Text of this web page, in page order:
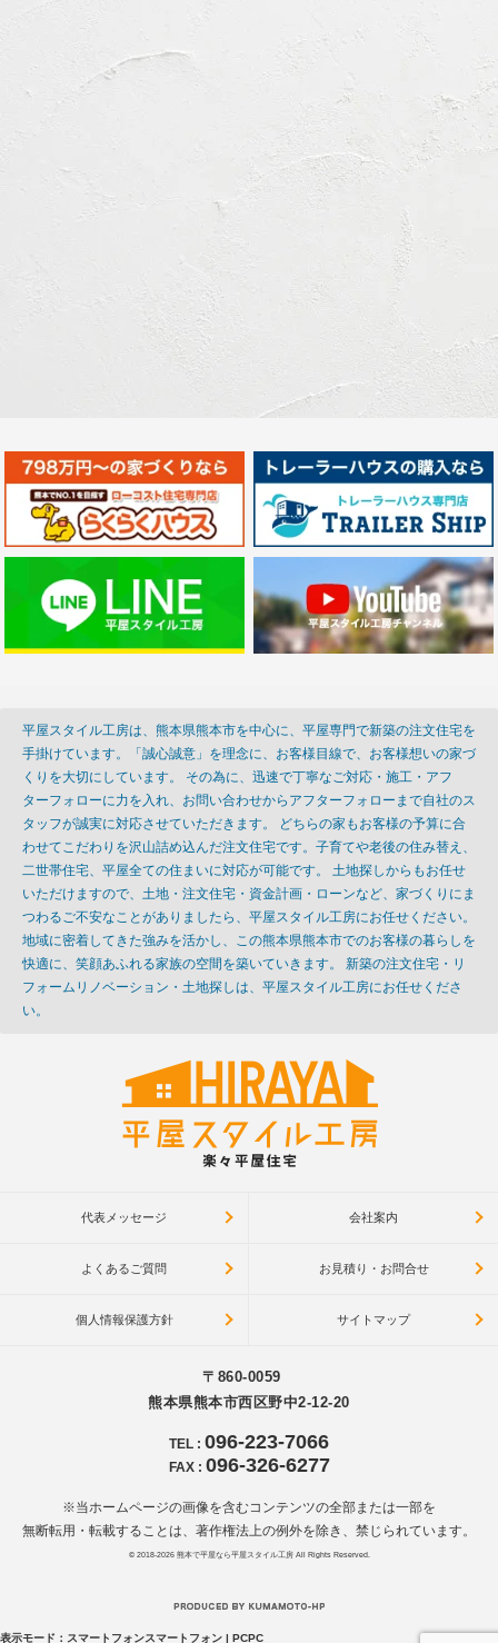
平屋スタイル工房は、熊本県熊本市を中心に、平屋専門で新築の注文住宅を
手掛けています。「誠心誠意」を理念に、お客様目線で、お客様想いの家づ
くりを大切にしています。 その為に、迅速で丁寧なご対応・施工・アフ
ターフォローに力を入れ、お問い合わせからアフターフォローまで自社のス
タッフが誠実に対応させていただきます。 どちらの家もお客様の予算に合
わせてこだわりを沢山詰め込んだ注文住宅です。子育てや老後の住み替え、
二世帯住宅、平屋全ての住まいに対応が可能です。 土地探しからもお任せ
いただけますので、土地・注文住宅・資金計画・ローンなど、家づくりにま
つわるご不安なことがありましたら、平屋スタイル工房にお任せください。
地域に密着してきた強みを活かし、この熊本県熊本市でのお客様の暮らしを
快適に、笑顔あふれる家族の空間を築いていきます。 新築の注文住宅・リ
フォームリノベーション・土地探しは、平屋スタイル工房にお任せくださ
い。
代表メッセージ 会社案内
よくあるご質問 お見積り・お問合せ
個人情報保護方針 サイトマップ
〒860-0059
熊本県熊本市西区野中2-12-20
TEL : 096-223-7066
FAX : 096-326-6277
※当ホームページの画像を含むコンテンツの全部または一部を
無断転用・転載することは、著作権法上の例外を除き、禁じられています。
© 2018-2026 熊本で平屋なら平屋スタイル工房All Rights Reserved.
表示モード： スマートフォンスマートフォン | PCPC